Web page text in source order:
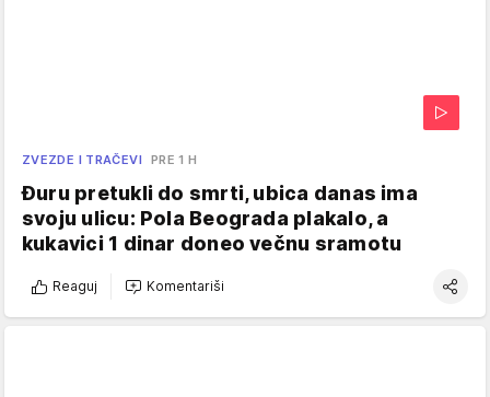
ZVEZDE I TRAČEVI PRE 1 H
Đuru pretukli do smrti, ubica danas ima
svoju ulicu: Pola Beograda plakalo, a
kukavici 1 dinar doneo večnu sramotu
Reaguj Komentariši